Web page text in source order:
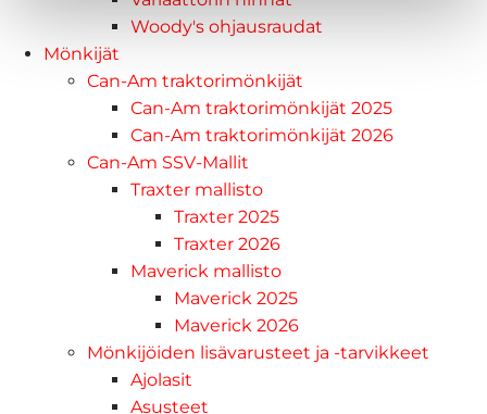
Woody's ohjausraudat
Mönkijät
Can-Am traktorimönkijät
Can-Am traktorimönkijät 2025
Can-Am traktorimönkijät 2026
Can-Am SSV-Mallit
Traxter mallisto
Traxter 2025
Traxter 2026
Maverick mallisto
Maverick 2025
Maverick 2026
Mönkijöiden lisävarusteet ja -tarvikkeet
Ajolasit
Asusteet